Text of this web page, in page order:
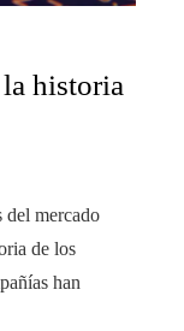
historia
del mercado
de los
han